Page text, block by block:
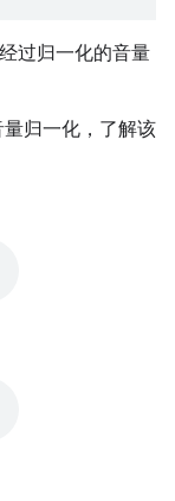
过归一化的音量
归一化，了解该